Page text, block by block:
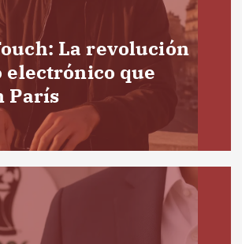
La revolución
que
París